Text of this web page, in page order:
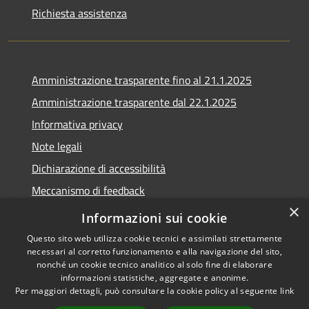
Richiesta assistenza
Amministrazione trasparente fino al 21.1.2025
Amministrazione trasparente dal 22.1.2025
Informativa privacy
Note legali
Dichiarazione di accessibilità
Meccanismo di feedback
Whistleblowing
Accessibilità
Copyright © 2020 •
Comune di Scarlino •
×
Informazioni sui cookie
Questo sito web utilizza cookie tecnici e assimilati strettamente
necessari al corretto funzionamento e alla navigazione del sito,
nonché un cookie tecnico analitico al solo fine di elaborare
informazioni statistiche, aggregate e anonime.
Per maggiori dettagli, può consultare la cookie policy al seguente link